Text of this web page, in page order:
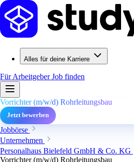
Alles für deine Karriere
Für ArbeitgeberJob finden
Vorrichter (m/w/d) Rohrleitungsbau
Jetzt bewerben
Jobbörse
Unternehmen
Personalhaus Bielefeld GmbH & Co. KG
Vorrichter (m/w/d) Rohrleitungsbau